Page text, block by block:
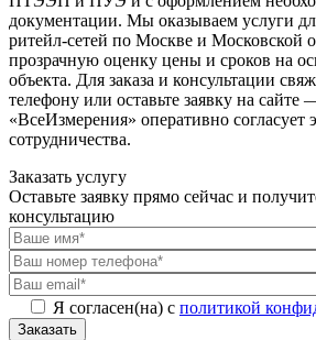
документации. Мы оказываем услуги
ритейл‑сетей по Москве и Московской
прозрачную оценку цены и сроков на
объекта. Для заказа и консультации
телефону или оставьте заявку на сайте
«ВсеИзмерения» оперативно согласует
сотрудничества.
Заказать услугу
Оставьте заявку прямо сейчас и
консультацию
Я согласен(на) с политикой
Заказать